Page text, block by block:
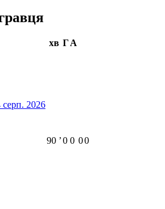
хв ГА
серп. 2026
90 ʼ0 0 00